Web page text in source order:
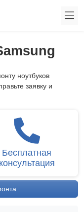
ноутбуков
заявку и
Бесплатная
консультация